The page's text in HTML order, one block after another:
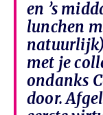
en ’s
lunchen
met je
ondanks
door.